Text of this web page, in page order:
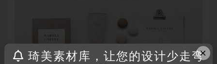
×
琦美素材库，让您的设计少走弯